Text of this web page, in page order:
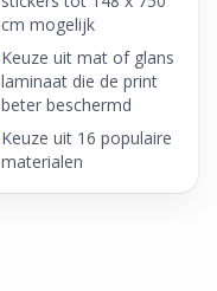
cm mogelijk
Keuze uit mat of glans
laminaat die de print
beter beschermd
Keuze uit 16 populaire
materialen